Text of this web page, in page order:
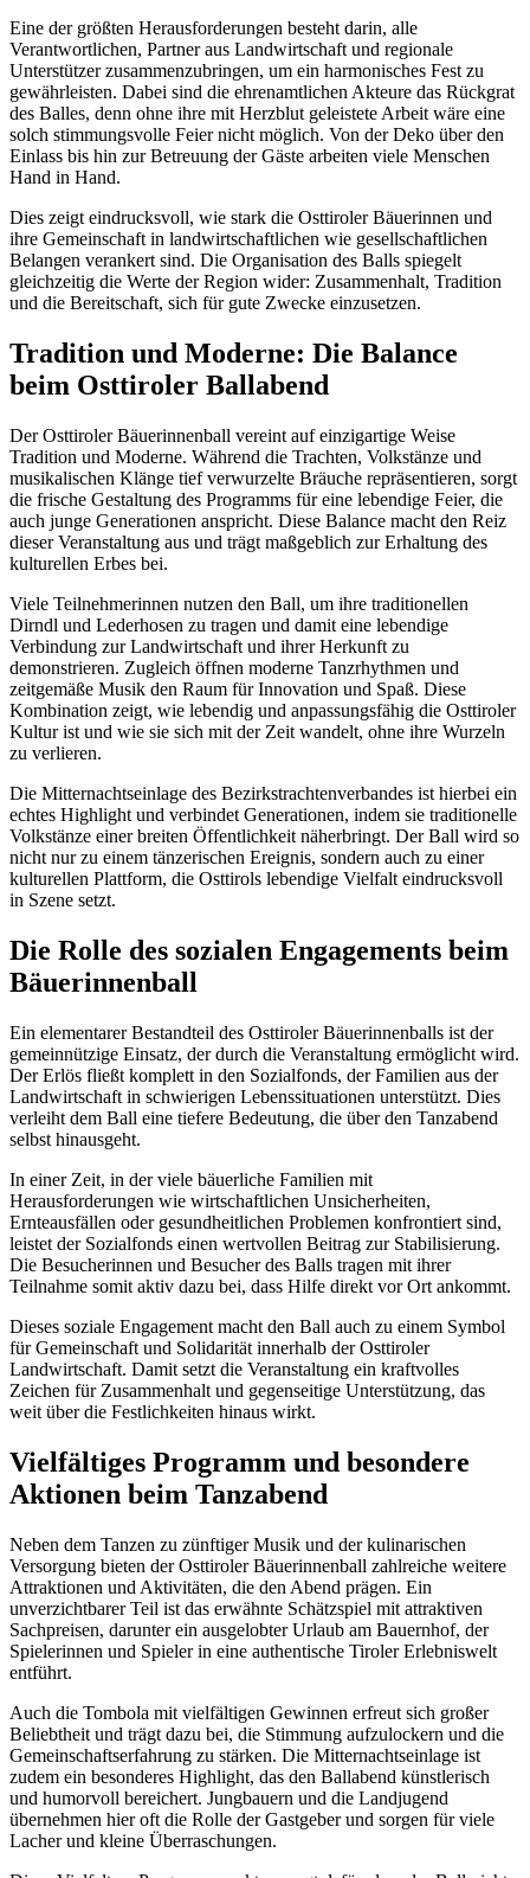
Eine der größten Herausforderungen besteht darin, alle
Verantwortlichen, Partner aus Landwirtschaft und regionale
Unterstützer zusammenzubringen, um ein harmonisches Fest zu
gewährleisten. Dabei sind die ehrenamtlichen Akteure das Rückgrat
des Balles, denn ohne ihre mit Herzblut geleistete Arbeit wäre eine
solch stimmungsvolle Feier nicht möglich. Von der Deko über den
Einlass bis hin zur Betreuung der Gäste arbeiten viele Menschen
Hand in Hand.
Dies zeigt eindrucksvoll, wie stark die Osttiroler Bäuerinnen und
ihre Gemeinschaft in landwirtschaftlichen wie gesellschaftlichen
Belangen verankert sind. Die Organisation des Balls spiegelt
gleichzeitig die Werte der Region wider: Zusammenhalt, Tradition
und die Bereitschaft, sich für gute Zwecke einzusetzen.
Tradition und Moderne: Die Balance
beim Osttiroler Ballabend
Der Osttiroler Bäuerinnenball vereint auf einzigartige Weise
Tradition und Moderne. Während die Trachten, Volkstänze und
musikalischen Klänge tief verwurzelte Bräuche repräsentieren, sorgt
die frische Gestaltung des Programms für eine lebendige Feier, die
auch junge Generationen anspricht. Diese Balance macht den Reiz
dieser Veranstaltung aus und trägt maßgeblich zur Erhaltung des
kulturellen Erbes bei.
Viele Teilnehmerinnen nutzen den Ball, um ihre traditionellen
Dirndl und Lederhosen zu tragen und damit eine lebendige
Verbindung zur Landwirtschaft und ihrer Herkunft zu
demonstrieren. Zugleich öffnen moderne Tanzrhythmen und
zeitgemäße Musik den Raum für Innovation und Spaß. Diese
Kombination zeigt, wie lebendig und anpassungsfähig die Osttiroler
Kultur ist und wie sie sich mit der Zeit wandelt, ohne ihre Wurzeln
zu verlieren.
Die Mitternachtseinlage des Bezirkstrachtenverbandes ist hierbei ein
echtes Highlight und verbindet Generationen, indem sie traditionelle
Volkstänze einer breiten Öffentlichkeit näherbringt. Der Ball wird so
nicht nur zu einem tänzerischen Ereignis, sondern auch zu einer
kulturellen Plattform, die Osttirols lebendige Vielfalt eindrucksvoll
in Szene setzt.
Die Rolle des sozialen Engagements beim
Bäuerinnenball
Ein elementarer Bestandteil des Osttiroler Bäuerinnenballs ist der
gemeinnützige Einsatz, der durch die Veranstaltung ermöglicht wird.
Der Erlös fließt komplett in den Sozialfonds, der Familien aus der
Landwirtschaft in schwierigen Lebenssituationen unterstützt. Dies
verleiht dem Ball eine tiefere Bedeutung, die über den Tanzabend
selbst hinausgeht.
In einer Zeit, in der viele bäuerliche Familien mit
Herausforderungen wie wirtschaftlichen Unsicherheiten,
Ernteausfällen oder gesundheitlichen Problemen konfrontiert sind,
leistet der Sozialfonds einen wertvollen Beitrag zur Stabilisierung.
Die Besucherinnen und Besucher des Balls tragen mit ihrer
Teilnahme somit aktiv dazu bei, dass Hilfe direkt vor Ort ankommt.
Dieses soziale Engagement macht den Ball auch zu einem Symbol
für Gemeinschaft und Solidarität innerhalb der Osttiroler
Landwirtschaft. Damit setzt die Veranstaltung ein kraftvolles
Zeichen für Zusammenhalt und gegenseitige Unterstützung, das
weit über die Festlichkeiten hinaus wirkt.
Vielfältiges Programm und besondere
Aktionen beim Tanzabend
Neben dem Tanzen zu zünftiger Musik und der kulinarischen
Versorgung bieten der Osttiroler Bäuerinnenball zahlreiche weitere
Attraktionen und Aktivitäten, die den Abend prägen. Ein
unverzichtbarer Teil ist das erwähnte Schätzspiel mit attraktiven
Sachpreisen, darunter ein ausgelobter Urlaub am Bauernhof, der
Spielerinnen und Spieler in eine authentische Tiroler Erlebniswelt
entführt.
Auch die Tombola mit vielfältigen Gewinnen erfreut sich großer
Beliebtheit und trägt dazu bei, die Stimmung aufzulockern und die
Gemeinschaftserfahrung zu stärken. Die Mitternachtseinlage ist
zudem ein besonderes Highlight, das den Ballabend künstlerisch
und humorvoll bereichert. Jungbauern und die Landjugend
übernehmen hier oft die Rolle der Gastgeber und sorgen für viele
Lacher und kleine Überraschungen.